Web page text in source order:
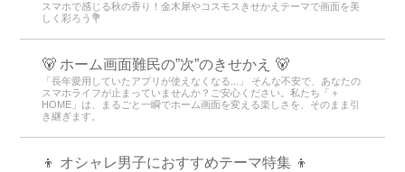
スマホで感じる秋の香り！金木犀やコスモスきせかえテーマで画面を美
しく彩ろう💐
🐻 ホーム画面難民の”次”のきせかえ 🐻
「長年愛用していたアプリが使えなくなる...」 そんな不安で、あなたの
スマホライフが止まっていませんか？ご安心ください。私たち「＋
HOME」は、まるごと一瞬でホーム画面を変える楽しさを、そのまま引
き継ぎます。
👦 オシャレ男子におすすめテーマ特集 👦